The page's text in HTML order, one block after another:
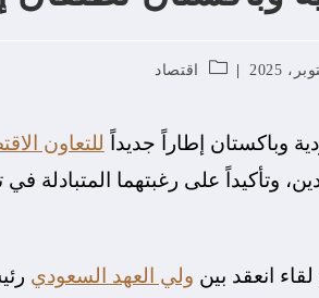
اقتصاد
وباكستان إطاراً جديداً للتعاون
وتأكيداً على رغبتهما المتبادلة
انعقد بين ولي العهد السعودي